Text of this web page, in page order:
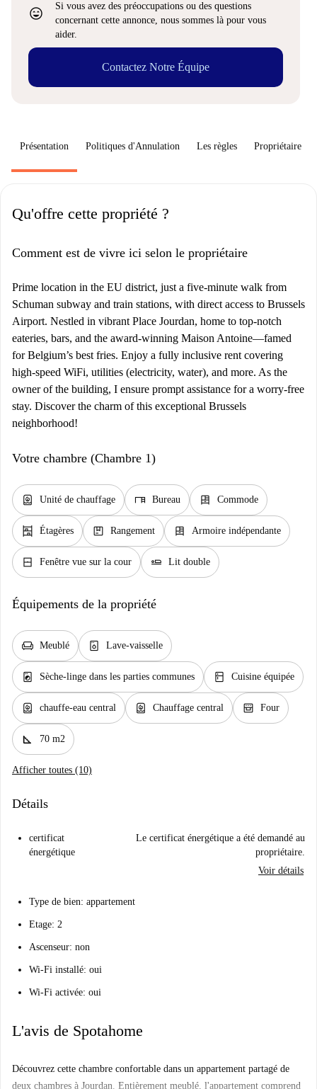
sentiment_very_satisfied
Si vous avez des préoccupations ou des questions
concernant cette annonce, nous sommes là pour vous
aider.
Contactez Notre Équipe
Présentation Politiques d'Annulation Les règles Propriétaire
Qu'offre cette propriété ?
Comment est de vivre ici selon le propriétaire
Prime location in the EU district, just a five-minute walk from
Schuman subway and train stations, with direct access to Brussels
Airport. Nestled in vibrant Place Jourdan, home to top-notch
eateries, bars, and the award-winning Maison Antoine—famed
for Belgium’s best fries. Enjoy a fully inclusive rent covering
high-speed WiFi, utilities (electricity, water), and more. As the
owner of the building, I ensure prompt assistance for a worry-free
stay. Discover the charm of this exceptional Brussels
neighborhood!
Votre chambre (Chambre 1)
water_heater Unité de chauffage desk Bureau dresser Commode
shelves Étagères package Rangement dresser Armoire indépendante
window_closed Fenêtre vue sur la cour airline_seat_flat Lit double
Équipements de la propriété
chair Meublé dishwasher_gen Lave-vaisselle
local_laundry_service Sèche-linge dans les parties communes kitchen Cuisine équipée
water_heater chauffe-eau central water_heater Chauffage central oven_gen Four
square_foot 70 m2
Afficher toutes (10)
Détails
certificat
énergétique
Le certificat énergétique a été demandé au
propriétaire.
Voir détails
Type de bien: appartement
Etage: 2
Ascenseur: non
Wi-Fi installé: oui
Wi-Fi activée: oui
L'avis de Spotahome
Découvrez cette chambre confortable dans un appartement partagé de
deux chambres à Jourdan. Entièrement meublé, l'appartement comprend